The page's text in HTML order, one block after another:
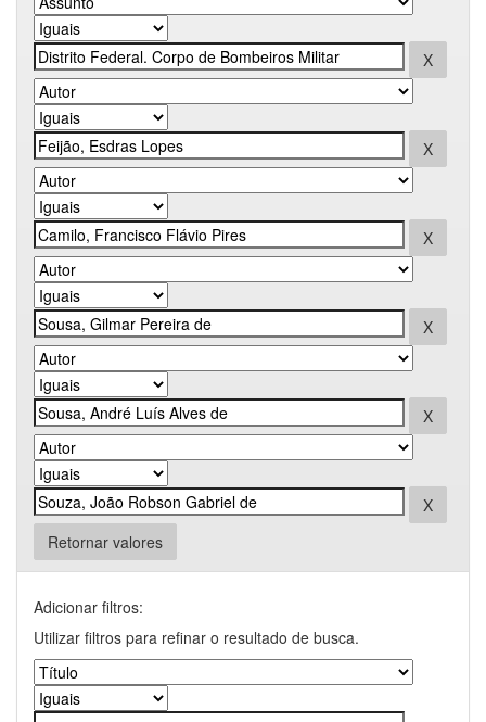
Retornar valores
Adicionar filtros:
Utilizar filtros para refinar o resultado de busca.